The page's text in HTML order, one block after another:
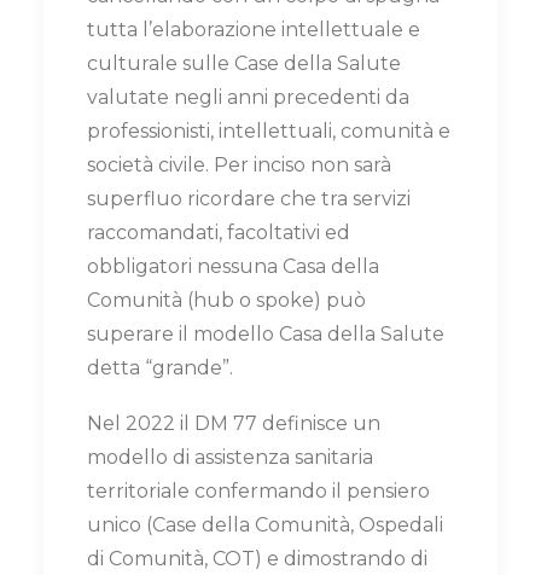
tutta l’elaborazione intellettuale e
culturale sulle Case della Salute
valutate negli anni precedenti da
professionisti, intellettuali, comunità e
società civile. Per inciso non sarà
superfluo ricordare che tra servizi
raccomandati, facoltativi ed
obbligatori nessuna Casa della
Comunità (hub o spoke) può
superare il modello Casa della Salute
detta “grande”.
Nel 2022 il DM 77 definisce un
modello di assistenza sanitaria
territoriale confermando il pensiero
unico (Case della Comunità, Ospedali
di Comunità, COT) e dimostrando di